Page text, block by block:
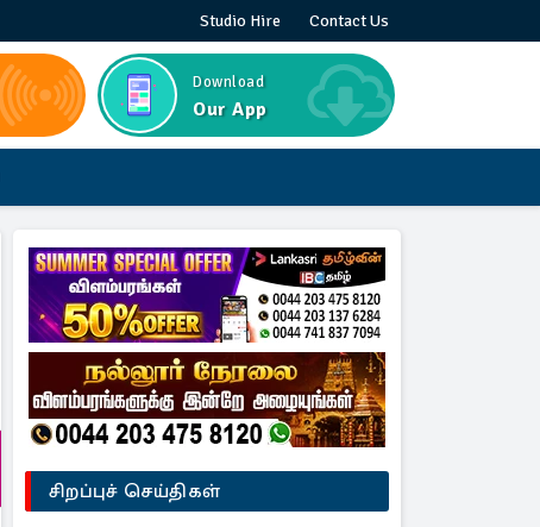
Studio Hire Contact Us
Download
Our App
சிறப்புச் செய்திகள்